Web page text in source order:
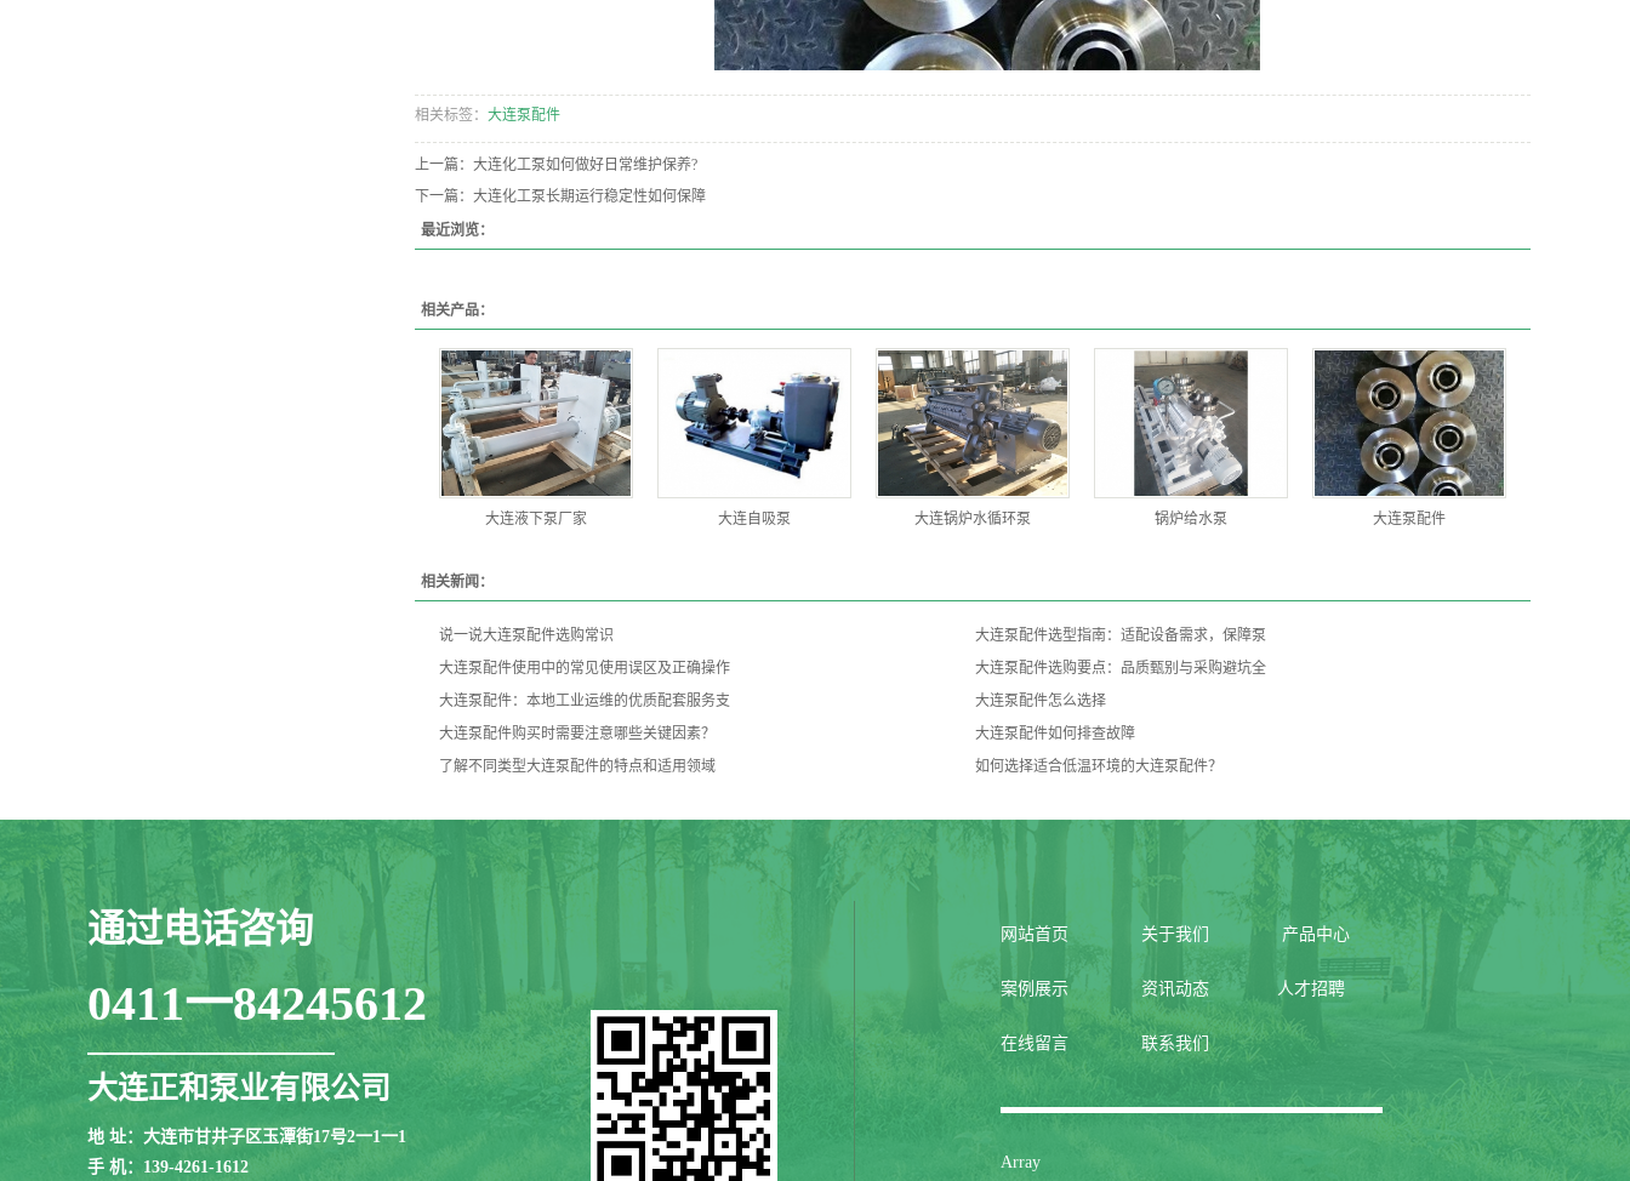
相关标签： 大连泵配件
上一篇： 大连化工泵如何做好日常维护保养?
下一篇： 大连化工泵长期运行稳定性如何保障
最近浏览：
相关产品：
大连液下泵厂家 大连自吸泵 大连锅炉水循环泵 锅炉给水泵 大连泵配件
相关新闻：
说一说大连泵配件选购常识
大连泵配件选型指南：适配设备需求，保障泵
大连泵配件使用中的常见使用误区及正确操作
大连泵配件选购要点：品质甄别与采购避坑全
大连泵配件：本地工业运维的优质配套服务支
大连泵配件怎么选择
大连泵配件购买时需要注意哪些关键因素？
大连泵配件如何排查故障
了解不同类型大连泵配件的特点和适用领域
如何选择适合低温环境的大连泵配件？
通过电话咨询
0411一84245612
大连正和泵业有限公司
地 址：大连市甘井子区玉潭街17号2一1一1
手 机：139-4261-1612
网站首页 关于我们 产品中心
案例展示 资讯动态 人才招聘
在线留言 联系我们
Array